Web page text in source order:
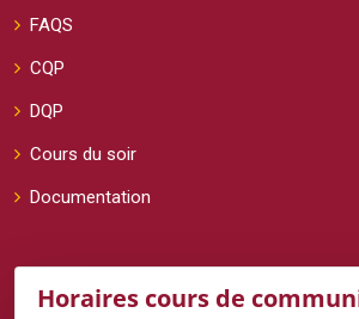
FAQS
CQP
DQP
Cours du soir
Documentation
Horaires cours de